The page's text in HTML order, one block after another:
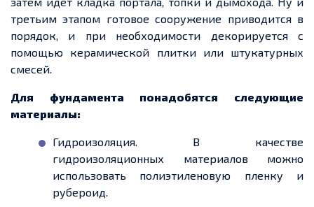
третьим этапом готовое сооружение приводится в
порядок, и при необходимости
декорируетсяс
помощью керамической плитки или штукатурных
смесей.
Для фундамента понадобятся следующие
материалы:
Гидроизоляция. В качестве
гидроизоляционных материалов можно
использовать полиэтиленовую пленку и
рубероид.